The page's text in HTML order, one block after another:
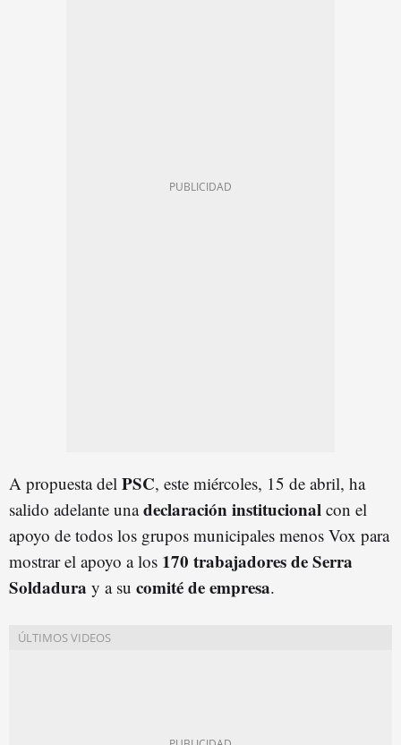
A propuesta del PSC, este miércoles, 15 de abril, ha
salido adelante unadeclaración institucional con el
apoyo de todos los grupos municipales menos Vox para
mostrar el apoyo a los 170 trabajadores de Serra
Soldadura y a su comité de empresa.